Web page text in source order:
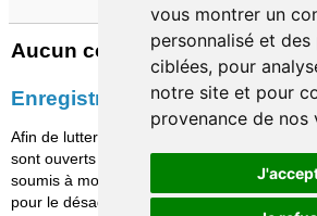
vous montrer un
personnalisé et
ciblées, pour
notre site et pour
provenance de nos
Aucun commentaire:
Enregistrer un commentaire
Afin de lutter contre le spam, les
sont ouverts qu'aux personnes identifiées
soumis à modération (je suis sincèrement
pour le désagrément causé…)